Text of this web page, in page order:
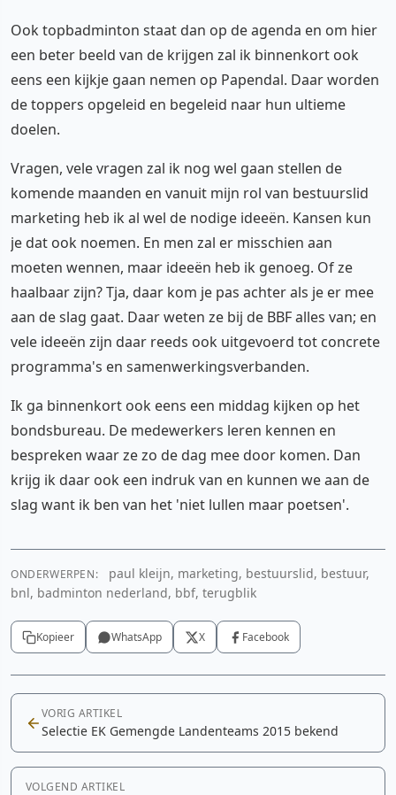
Ook topbadminton staat dan op de agenda en om hier
een beter beeld van de krijgen zal ik binnenkort ook
eens een kijkje gaan nemen op Papendal. Daar worden
de toppers opgeleid en begeleid naar hun ultieme
doelen.
Vragen, vele vragen zal ik nog wel gaan stellen de
komende maanden en vanuit mijn rol van bestuurslid
marketing heb ik al wel de nodige ideeën. Kansen kun
je dat ook noemen. En men zal er misschien aan
moeten wennen, maar ideeën heb ik genoeg. Of ze
haalbaar zijn? Tja, daar kom je pas achter als je er mee
aan de slag gaat. Daar weten ze bij de BBF alles van; en
vele ideeën zijn daar reeds ook uitgevoerd tot concrete
programma's en samenwerkingsverbanden.
Ik ga binnenkort ook eens een middag kijken op het
bondsbureau. De medewerkers leren kennen en
bespreken waar ze zo de dag mee door komen. Dan
krijg ik daar ook een indruk van en kunnen we aan de
slag want ik ben van het 'niet lullen maar poetsen'.
ONDERWERPEN:
paul kleijn, marketing, bestuurslid, bestuur,
bnl, badminton nederland, bbf, terugblik
Kopieer WhatsApp X Facebook
VORIG ARTIKEL
Selectie EK Gemengde Landenteams 2015 bekend
VOLGEND ARTIKEL